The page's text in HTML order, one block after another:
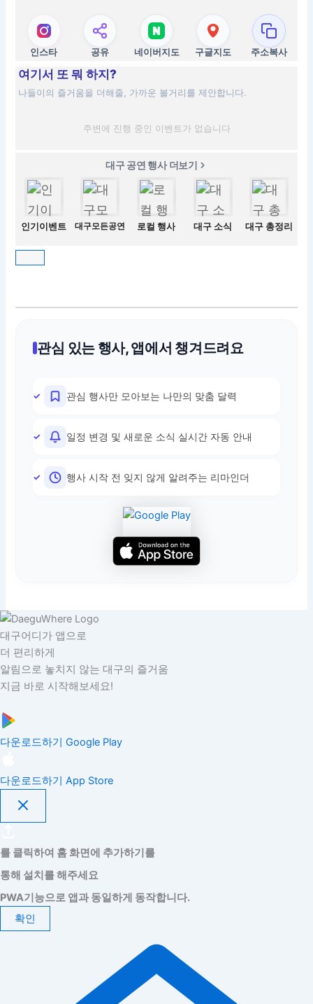
인스타 공유 네이버지도 구글지도 주소복사
여기서 또 뭐 하지?
나들이의 즐거움을 더해줄, 가까운 볼거리를 제안합니다.
주변에 진행 중인 이벤트가 없습니다
대구 공연 행사 더보기
인기이벤트 대구모든공연 로컬 행사 대구 소식 대구 총정리
관심 있는 행사, 앱에서 챙겨드려요
관심 행사만 모아보는 나만의 맞춤 달력
일정 변경 및 새로운 소식 실시간 자동 안내
행사 시작 전 잊지 않게 알려주는 리마인더
대구어디가 앱으로
더 편리하게
알림으로 놓치지 않는 대구의 즐거움
지금 바로 시작해보세요!
다운로드하기 Google Play
다운로드하기 App Store
를 클릭하여 홈 화면에 추가하기를
통해 설치를 해주세요
PWA기능으로 앱과 동일하게 동작합니다.
확인